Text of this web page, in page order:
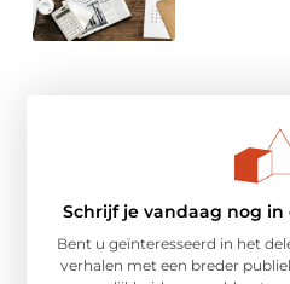
Schrijf je vandaag nog
Bent u geïnteresseerd in het
verhalen met een breder